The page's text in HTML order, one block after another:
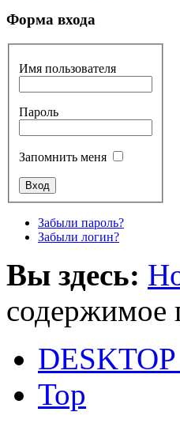
Форма входа
Имя пользователя
Пароль
Запомнить меня
Забыли пароль?
Забыли логин?
Вы здесь:
содержимое
Top